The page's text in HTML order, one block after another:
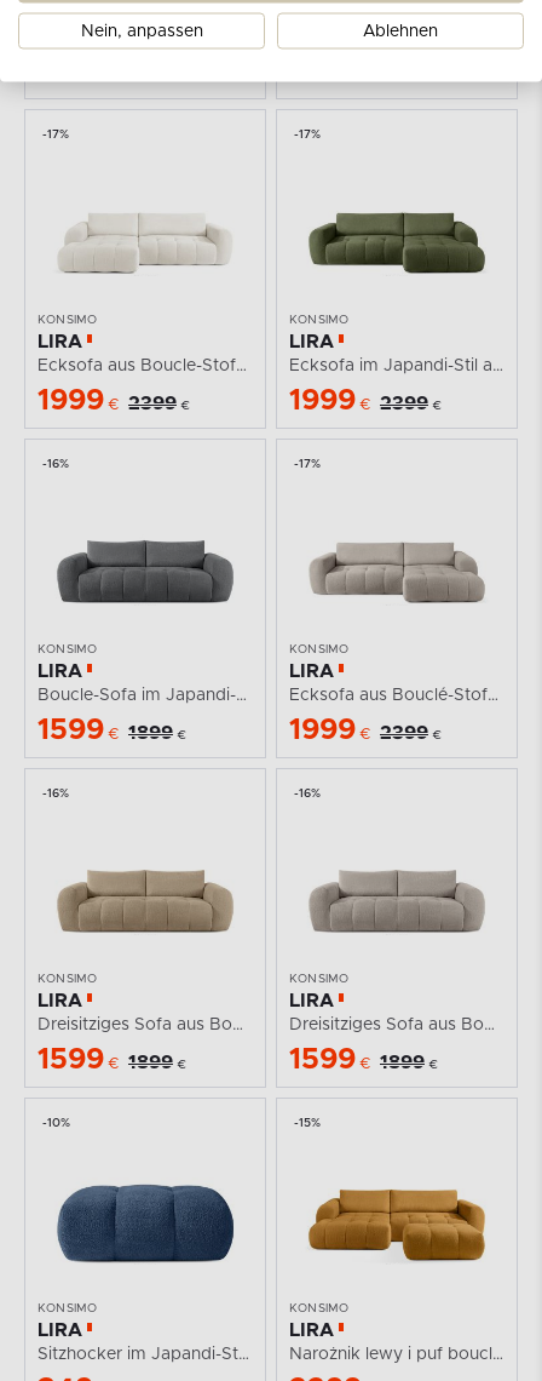
LIRA LIRA
-17%
KONSIMO
LIRA
Ecksofa aus Boucle-Stoff weiß links
1999 € 2399 €
-17%
KONSIMO
LIRA
Ecksofa im Japandi-Stil aus Bouclé in Oliv, rechts
1999 € 2399 €
-16%
KONSIMO
LIRA
Boucle-Sofa im Japandi-Stil, dunkelgrau
1599 € 1899 €
-17%
KONSIMO
LIRA
Ecksofa aus Bouclé-Stoff in Grau, rechts
1999 € 2399 €
-16%
KONSIMO
LIRA
Dreisitziges Sofa aus Bouclé-Stoff in Beige
1599 € 1899 €
-16%
KONSIMO
LIRA
Dreisitziges Sofa aus Bouclé-Stoff in Grau
1599 € 1899 €
-10%
KONSIMO
LIRA
Sitzhocker im Japandi-Stil aus Bouclé in Marineblau
-15%
KONSIMO
LIRA
Narożnik lewy i puf boucle miodowy
Nein, anpassen Ablehnen